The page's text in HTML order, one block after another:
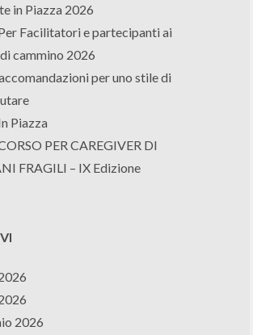
in Piazza 2026
Facilitatori e partecipanti ai
cammino 2026
per uno stile di
Piazza
PER CAREGIVER DI
FRAGILI – IX Edizione
2026